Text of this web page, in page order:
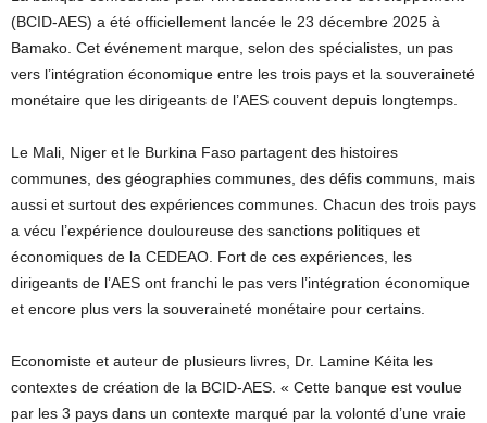
(BCID-AES) a été officiellement lancée le 23 décembre 2025 à
Bamako. Cet événement marque, selon des spécialistes, un pas
vers l’intégration économique entre les trois pays et la souveraineté
monétaire que les dirigeants de l’AES couvent depuis longtemps.
Le Mali, Niger et le Burkina Faso partagent des histoires
communes, des géographies communes, des défis communs, mais
aussi et surtout des expériences communes. Chacun des trois pays
a vécu l’expérience douloureuse des sanctions politiques et
économiques de la CEDEAO. Fort de ces expériences, les
dirigeants de l’AES ont franchi le pas vers l’intégration économique
et encore plus vers la souveraineté monétaire pour certains.
Economiste et auteur de plusieurs livres, Dr. Lamine Kéita les
contextes de création de la BCID-AES. « Cette banque est voulue
par les 3 pays dans un contexte marqué par la volonté d’une vraie